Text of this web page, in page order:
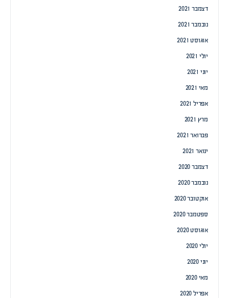
דצמבר 2021
נובמבר 2021
אוגוסט 2021
יולי 2021
יוני 2021
מאי 2021
אפריל 2021
מרץ 2021
פברואר 2021
ינואר 2021
דצמבר 2020
נובמבר 2020
אוקטובר 2020
ספטמבר 2020
אוגוסט 2020
יולי 2020
יוני 2020
מאי 2020
אפריל 2020